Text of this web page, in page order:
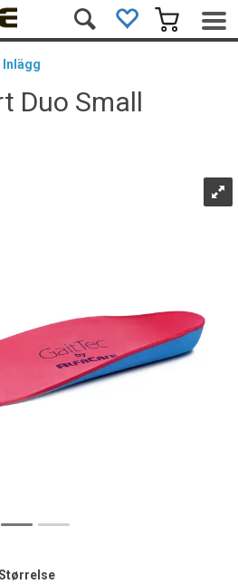
Inlägg
Duo Small